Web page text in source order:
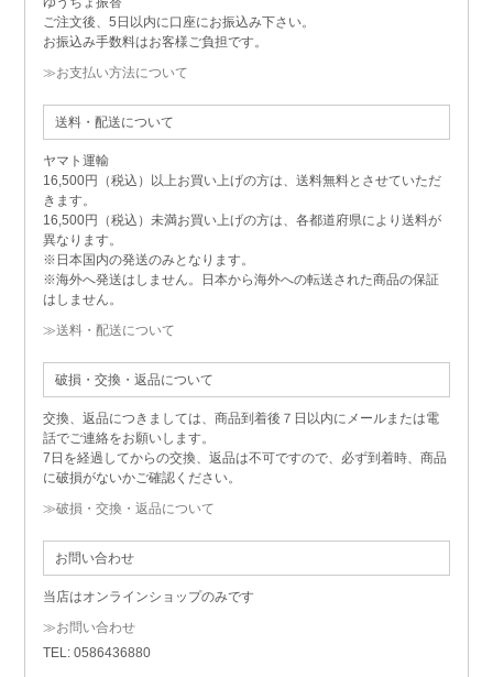
ご注文後、5日以内に口座にお振込み下さい。
お振込み手数料はお客様ご負担です。
≫お支払い方法について
送料・配送について
ヤマト運輸
16,500円（税込）以上お買い上げの方は、送料無料とさせていただ
きます。
16,500円（税込）未満お買い上げの方は、各都道府県により送料が
異なります。
※日本国内の発送のみとなります。
※海外へ発送はしません。日本から海外への転送された商品の保証
はしません。
≫送料・配送について
破損・交換・返品について
交換、返品につきましては、商品到着後７日以内にメールまたは電
話でご連絡をお願いします。
7日を経過してからの交換、返品は不可ですので、必ず到着時、商品
に破損がないかご確認ください。
≫破損・交換・返品について
お問い合わせ
当店はオンラインショップのみです
≫お問い合わせ
TEL: 0586436880